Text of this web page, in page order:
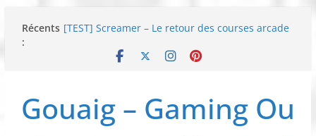
Récents
:
[TEST] Screamer – Le retour des courses arcade
SWITCH 2 : Nouveaux accessoires Turtle Beach X
SNK NEOGEO AES+ : un succès dingue !
NEOGEO AES+ : La légende de l’arcade est de
Gouaig – Gaming Ou